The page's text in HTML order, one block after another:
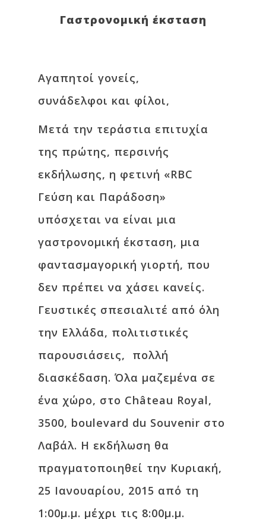
Γαστρoνομική έκσταση
Αγαπητοί γονείς,
συνάδελφοι και φίλοι,
Μετά την τεράστια επιτυχία
της πρώτης, περσινής
εκδήλωσης, η φετινή «RBC
Γεύση και Παράδοση»
υπόσχεται να είναι μια
γαστρονομική έκσταση, μια
φαντασμαγορική γιορτή, που
δεν πρέπει να χάσει κανείς.
Γευστικές σπεσιαλιτέ από όλη
την Ελλάδα, πολιτιστικές
παρουσιάσεις, πολλή
διασκέδαση. Όλα μαζεμένα σε
ένα χώρο, στο Château Royal,
3500, boulevard du Souvenir στο
Λαβάλ. Η εκδήλωση θα
πραγματοποιηθεί την Κυριακή,
25 Ιανουαρίου, 2015 από τη
1:00μ.μ. μέχρι τις 8:00μ.μ.